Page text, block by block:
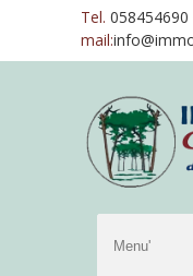
Tel. 058454690
mail: